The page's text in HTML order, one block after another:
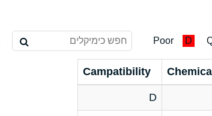
D
Poor
Chemical
Campatibility
D